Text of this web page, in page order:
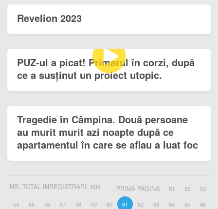
Revelion 2023
PUZ-ul a picat! Primarul în corzi, după
ce a susținut un proiect utopic.
Tragedie în Câmpina. Două persoane
au murit murit azi noapte după ce
apartamentul în care se aflau a luat foc
NR. TOTAL INREGISTRARI: 808 PRIMA PAGINA 51 52
53
54
55 56 57 58 59 60 61 62 63 64 65
66